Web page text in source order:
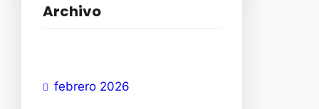
Archivo
febrero 2026